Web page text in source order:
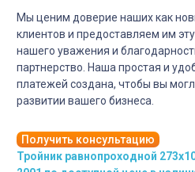
Мы ценим доверие наших как
клиентов и предоставляем им
нашего уважения и
партнерство. Наша простая и
платежей создана, чтобы вы
развитии вашего бизнеса.
Получить консультацию
Тройник равнопроходной